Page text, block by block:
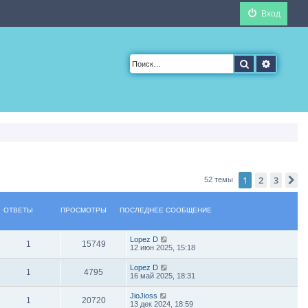
Вход
Поиск
52 темы 1 2 3
ОТВЕТЫ ПРОСМОТРЫ ПОСЛЕДНЕЕ СООБЩЕНИЕ
1 15749
Lopez D
12 июн 2025, 15:18
1 4795
Lopez D
16 май 2025, 18:31
1 20720
JioJioss
13 дек 2024, 18:59